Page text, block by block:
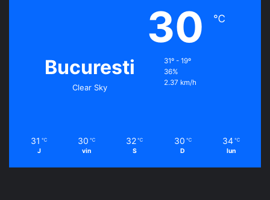
Bucuresti
Clear Sky
30 ℃
31º - 19º
36%
2.37 km/h
31 ℃
J
30 ℃
vin
32 ℃
S
30 ℃
D
34 ℃
lun